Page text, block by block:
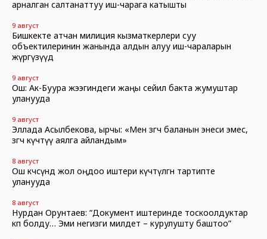
арналган салтанаттуу иш-чарага катышты
9 август
Бишкекте атчан милиция кызматкерлери суу
объектилеринин жанында алдын алуу иш-чараларын
жүргүзүүдө
9 август
Ош: Ак-Буура жээгиндеги жаңы сейил бакта жумуштар
уланууда
9 август
Эллада Асылбекова, ырчы: «Мен өзгөчө баланын энеси эмес,
өзгөчө күчтүү аялга айландым»
8 август
Ош көчөсүндө жол оңдоо иштери күчөтүлгөн тартипте
уланууда
8 август
Нурдан Орунтаев: “Документ иштеринде тоскоолдуктар
көп болду… Эми негизги милдет – курулушту баштоо”